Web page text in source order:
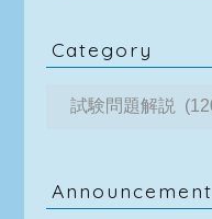
Category
Announcement